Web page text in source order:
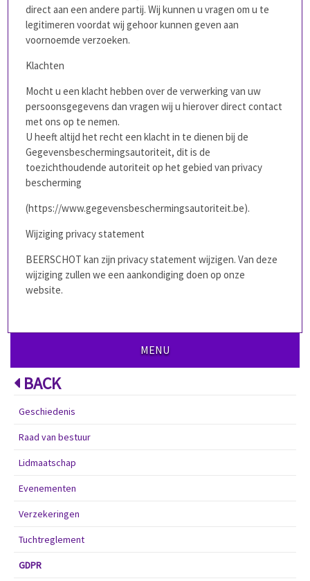
direct aan een andere partij. Wij kunnen u vragen om u te
legitimeren voordat wij gehoor kunnen geven aan
voornoemde verzoeken.
Klachten
Mocht u een klacht hebben over de verwerking van uw
persoonsgegevens dan vragen wij u hierover direct contact
met ons op te nemen.
U heeft altijd het recht een klacht in te dienen bij de
Gegevensbeschermingsautoriteit, dit is de
toezichthoudende autoriteit op het gebied van privacy
bescherming
(https://www.gegevensbeschermingsautoriteit.be).
Wijziging privacy statement
BEERSCHOT kan zijn privacy statement wijzigen. Van deze
wijziging zullen we een aankondiging doen op onze
website.
MENU
BACK
Geschiedenis
Raad van bestuur
Lidmaatschap
Evenementen
Verzekeringen
Tuchtreglement
GDPR